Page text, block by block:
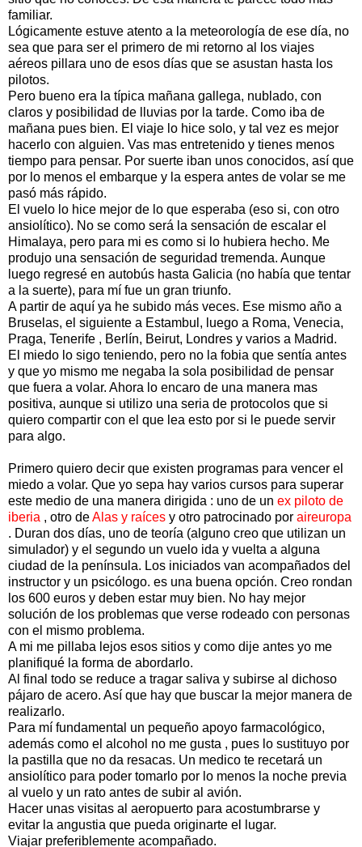
familiar.
Lógicamente estuve atento a la meteorología de ese día, no
sea que para ser el primero de mi retorno al los viajes
aéreos pillara uno de esos días que se asustan hasta los
pilotos.
Pero bueno era la típica mañana gallega, nublado, con
claros y posibilidad de lluvias por la tarde. Como iba de
mañana pues bien. El viaje lo hice solo, y tal vez es mejor
hacerlo con alguien. Vas mas entretenido y tienes menos
tiempo para pensar. Por suerte iban unos conocidos, así que
por lo menos el embarque y la espera antes de volar se me
pasó más rápido.
El vuelo lo hice mejor de lo que esperaba (eso si, con otro
ansiolítico). No se como será la sensación de escalar el
Himalaya, pero para mi es como si lo hubiera hecho. Me
produjo una sensación de seguridad tremenda. Aunque
luego regresé en autobús hasta Galicia (no había que tentar
a la suerte), para mí fue un gran triunfo.
A partir de aquí ya he subido más veces. Ese mismo año a
Bruselas, el siguiente a Estambul, luego a Roma, Venecia,
Praga, Tenerife , Berlín, Beirut, Londres y varios a Madrid.
El miedo lo sigo teniendo, pero no la fobia que sentía antes
y que yo mismo me negaba la sola posibilidad de pensar
que fuera a volar. Ahora lo encaro de una manera mas
positiva, aunque si utilizo una seria de protocolos que si
quiero compartir con el que lea esto por si le puede servir
para algo.
Primero quiero decir que existen programas para vencer el
miedo a volar. Que yo sepa hay varios cursos para superar
este medio de una manera dirigida : uno de un ex piloto de
iberia , otro deAlas y raíces y otro patrocinado por aireuropa
. Duran dos días, uno de teoría (alguno creo que utilizan un
simulador) y el segundo un vuelo ida y vuelta a alguna
ciudad de la península. Los iniciados van acompañados del
instructor y un psicólogo. es una buena opción. Creo rondan
los 600 euros y deben estar muy bien. No hay mejor
solución de los problemas que verse rodeado con personas
con el mismo problema.
A mi me pillaba lejos esos sitios y como dije antes yo me
planifiqué la forma de abordarlo.
Al final todo se reduce a tragar saliva y subirse al dichoso
pájaro de acero. Así que hay que buscar la mejor manera de
realizarlo.
Para mí fundamental un pequeño apoyo farmacológico,
además como el alcohol no me gusta , pues lo sustituyo por
la pastilla que no da resacas. Un medico te recetará un
ansiolítico para poder tomarlo por lo menos la noche previa
al vuelo y un rato antes de subir al avión.
Hacer unas visitas al aeropuerto para acostumbrarse y
evitar la angustia que pueda originarte el lugar.
Viajar preferiblemente acompañado.